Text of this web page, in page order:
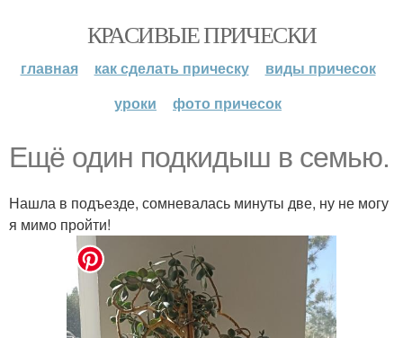
КРАСИВЫЕ ПРИЧЕСКИ
главная как сделать прическу
виды причесок
уроки
фото причесок
Ещё один подкидыш в семью.
Нашла в подъезде, сомневалась минуты две, ну не могу
я мимо пройти!